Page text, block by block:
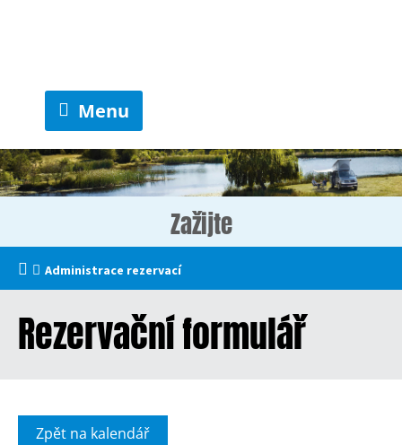
Menu
Zažijte
Administrace rezervací
Rezervační formulář
Zpět na kalendář